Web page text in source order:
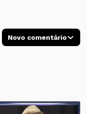
Novo comentário